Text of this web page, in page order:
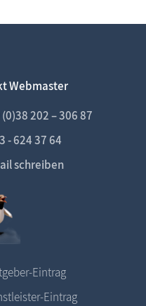
Webmaster
202 – 306 87
- 624 37 64
schreiben
Eintrag
Eintrag